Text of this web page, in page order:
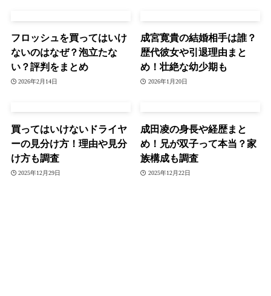
フロッシュを買ってはいけ
ないのはなぜ？泡立たな
い？評判をまとめ
2026年2月14日
成宮寛貴の結婚相手は誰？
歴代彼女や引退理由まと
め！壮絶な幼少期も
2026年1月20日
買ってはいけないドライヤ
ーの見分け方！理由や見分
け方も調査
2025年12月29日
成田凌の身長や経歴まと
め！兄が双子って本当？家
族構成も調査
2025年12月22日